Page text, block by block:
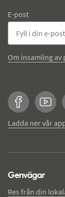
E-post
Om insamling
Facebook
Ladda ner vår
Genvägar
Res från din